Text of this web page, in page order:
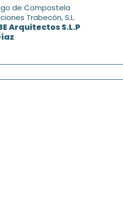
de Compostela
Trabecón, S.L.
Arquitectos S.L.P